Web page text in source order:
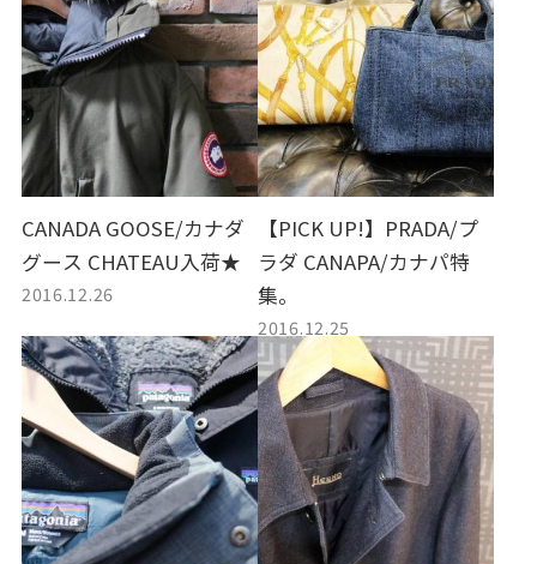
CANADA GOOSE/カナダ
グース CHATEAU入荷★
2016.12.26
【PICK UP!】PRADA/プ
ラダ CANAPA/カナパ特
集。
2016.12.25